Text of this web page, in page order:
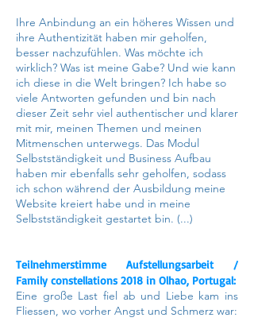
Ihre Anbindung an ein höheres Wissen und
ihre Authentizität haben mir geholfen,
besser nachzufühlen. Was möchte ich
wirklich? Was ist meine Gabe? Und wie kann
ich diese in die Welt bringen? Ich habe so
viele Antworten gefunden und bin nach
dieser Zeit sehr viel authentischer und klarer
mit mir, meinen Themen und meinen
Mitmenschen unterwegs. Das Modul
Selbstständigkeit und Business Aufbau
haben mir ebenfalls sehr geholfen, sodass
ich schon während der Ausbildung meine
Website kreiert habe und in meine
Selbstständigkeit gestartet bin. (...)
Teilnehmerstimme Aufstellungsarbeit /
Family constellations 2018 in Olhao, Portugal:
Eine große Last fiel ab und Liebe kam ins
Fliessen, wo vorher Angst und Schmerz war: